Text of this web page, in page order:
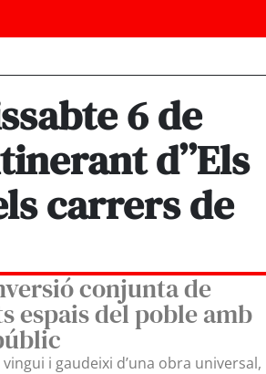
6 de
d’’Els
carrers de
conjunta de
espais del poble amb
i gaudeixi d’una obra universal,